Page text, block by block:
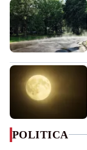
POLITICA